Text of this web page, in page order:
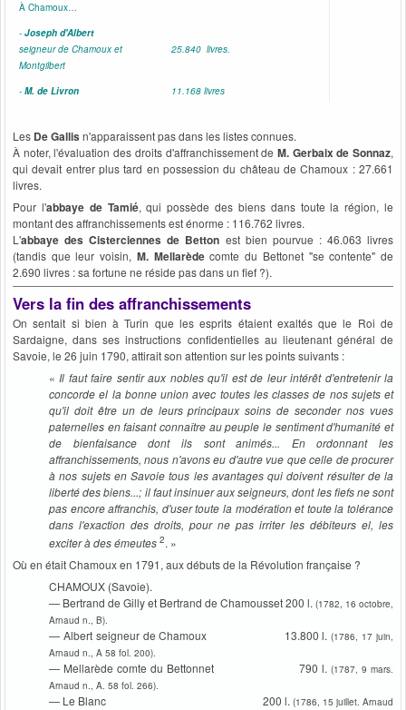
À Chamoux…
- Joseph d'Albert
seigneur de Chamoux et
Montgilbert
25.840 livres.
- M. de Livron 11.168 livres
Les De Gallis n'apparaissent pas dans les listes connues.
À noter, l'évaluation des droits d'affranchissement de M. Gerbaix de Sonnaz,
qui devait entrer plus tard en possession du château de Chamoux : 27.661
livres.
Pour l'abbaye de Tamié, qui possède des biens dans toute la région, le
montant des affranchissements est énorme : 116.762 livres.
L'abbaye des Cisterciennes de Betton est bien pourvue : 46.063 livres
(tandis que leur voisin, M. Mellarèdecomte du Bettonet "se contente" de
2.690 livres : sa fortune ne réside pas dans un fief ?).
Vers la fin des affranchissements
On sentait si bien à Turin que les esprits étaient exaltés que le Roi de
Sardaigne, dans ses instructions confidentielles au lieutenant général de
Savoie, le 26 juin 1790, attirait son attention sur les points suivants :
« Il faut faire sentir aux nobles qu'il est de leur intérêt d'entretenir la
concorde el la bonne union avec toutes les classes de nos sujets et
qu'il doit être un de leurs principaux soins de seconder nos vues
paternelles en faisant connaître au peuple le sentiment d'humanité et
de bienfaisance dont ils sont animés... En ordonnant les
affranchissements, nous n'avons eu d'autre vue que celle de procurer
à nos sujets en Savoie tous les avantages qui doivent résulter de la
liberté des biens...; il faut insinuer aux seigneurs, dont les fiefs ne sont
pas encore affranchis, d'user toute la modération et toute la tolérance
dans l'exaction des droits, pour ne pas irriter les débiteurs el, les
exciter à des émeutes 2. »
Où en était Chamoux en 1791, aux débuts de la Révolution française ?
CHAMOUX (Savoie).
— Bertrand de Gilly et Bertrand de Chamousset 200 l. (1782, 16 octobre,
Arnaud n., B).
— Albert seigneur de Chamoux 13.800 l.(1786, 17 juin,
Arnaud n., A 58 fol. 200).
— Mellarède comte du Bettonnet 790 l.(1787, 9 mars.
Arnaud n., A. 58 fol. 266).
— Le Blanc 200 l. (1786, 15 juillet. Arnaud